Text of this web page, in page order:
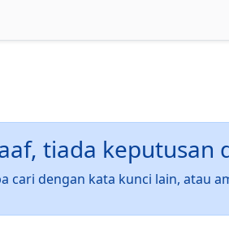
tiada keputusan
cari dengan kata kunci lain, atau